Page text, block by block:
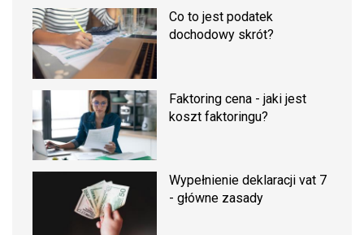
Co to jest podatek
dochodowy skrót?
Faktoring cena - jaki jest
koszt faktoringu?
Wypełnienie deklaracji vat 7
- główne zasady